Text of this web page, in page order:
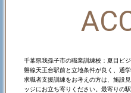
千葉県我孫子市の職業訓練校：夏目ビ
磐線天王台駅前と立地条件が良く、通学
求職者支援訓練をお考えの方は、施設
ッジにお立ち寄りください。最寄りの